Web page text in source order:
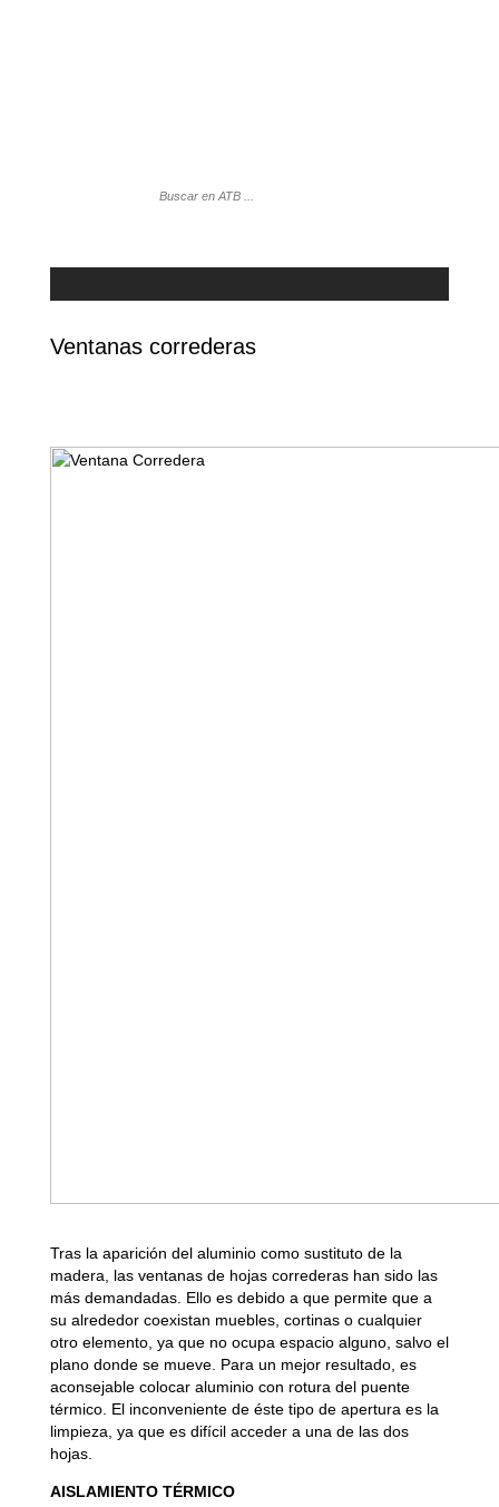
Ventanas correderas
Tras la aparición del aluminio como sustituto de la
madera, las ventanas de hojas correderas han sido las
más demandadas. Ello es debido a que permite que a
su alrededor coexistan muebles, cortinas o cualquier
otro elemento, ya que no ocupa espacio alguno, salvo el
plano donde se mueve. Para un mejor resultado, es
aconsejable colocar aluminio con rotura del puente
térmico. El inconveniente de éste tipo de apertura es la
limpieza, ya que es difícil acceder a una de las dos
hojas.
AISLAMIENTO TÉRMICO